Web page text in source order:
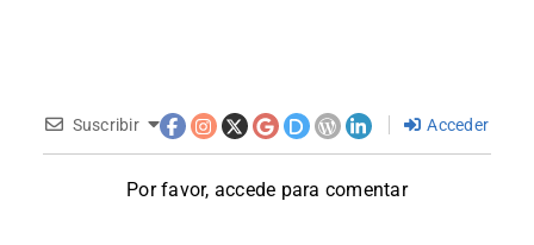
Suscribir Acceder
Por favor, accede para comentar